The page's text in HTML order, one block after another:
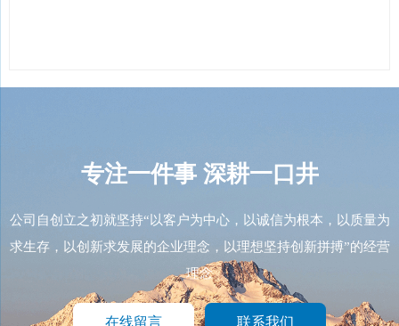
专注一件事 深耕一口井
公司自创立之初就坚持“以客户为中心，以诚信为根本，以质量为
求生存，以创新求发展的企业理念，以理想坚持创新拼搏”的经营
理念
在线留言 联系我们